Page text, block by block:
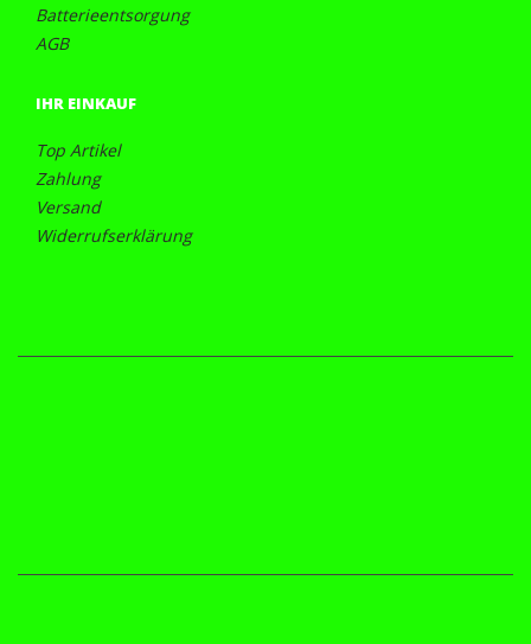
Batterieentsorgung
AGB
IHR EINKAUF
Top Artikel
Zahlung
Versand
Widerrufserklärung